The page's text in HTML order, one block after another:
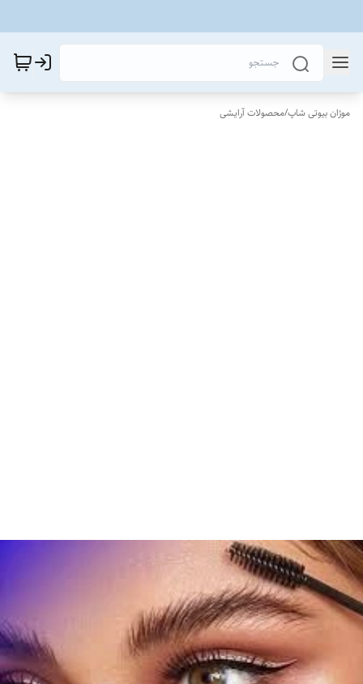
موژان بیوتی شاپ/محصولات آرایشی